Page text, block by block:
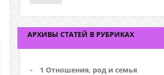
АРХИВЫ СТАТЕЙ В РУБРИКАХ
1 Отношения, род и семья